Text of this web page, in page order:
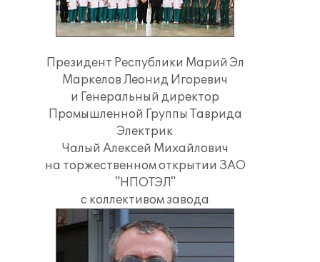
Президент Республики Марий Эл
Маркелов Леонид Игоревич
и Генеральный директор
Промышленной Группы Таврида
Электрик
Чалый Алексей Михайлович
на торжественном открытии ЗАО
"НПОТЭЛ"
с коллективом завода